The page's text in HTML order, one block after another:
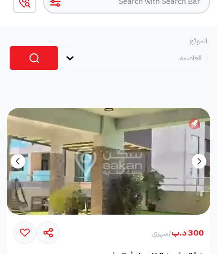
الموقع
العاصمة
300 د.ب /شهري